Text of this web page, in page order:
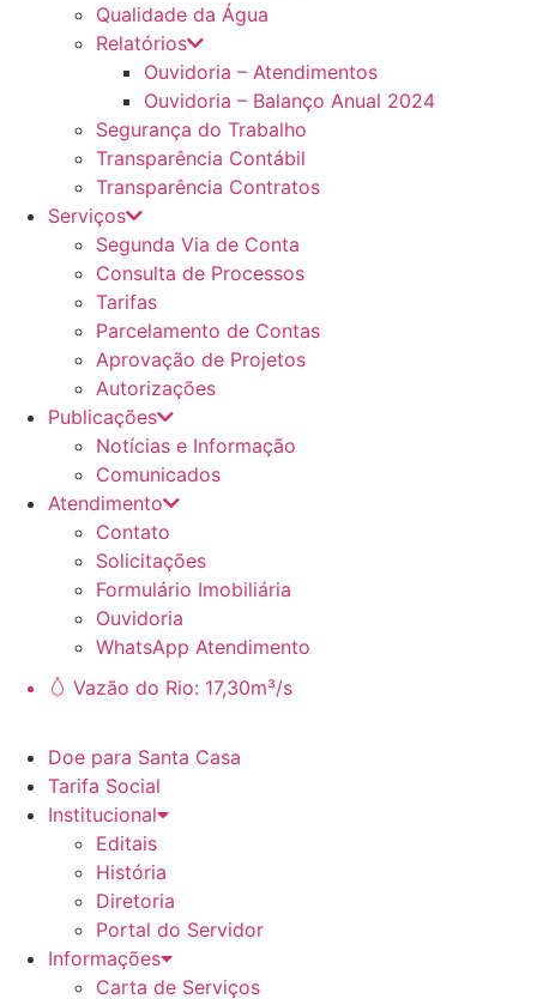
Qualidade da Água
Relatórios
Ouvidoria – Atendimentos
Ouvidoria – Balanço Anual 2024
Segurança do Trabalho
Transparência Contábil
Transparência Contratos
Serviços
Segunda Via de Conta
Consulta de Processos
Tarifas
Parcelamento de Contas
Aprovação de Projetos
Autorizações
Publicações
Notícias e Informação
Comunicados
Atendimento
Contato
Solicitações
Formulário Imobiliária
Ouvidoria
WhatsApp Atendimento
Vazão do Rio: 17,30m³/s
Doe para Santa Casa
Tarifa Social
Institucional
Editais
História
Diretoria
Portal do Servidor
Informações
Carta de Serviços